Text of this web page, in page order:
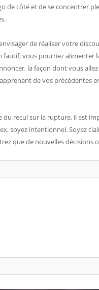
de côté et de se concentrer
de réaliser votre
vous pourriez alimenter
la façon dont vous
de vos précédentes
du recul sur la rupture, il est
soyez intentionnel. Soyez
que de nouvelles décisions